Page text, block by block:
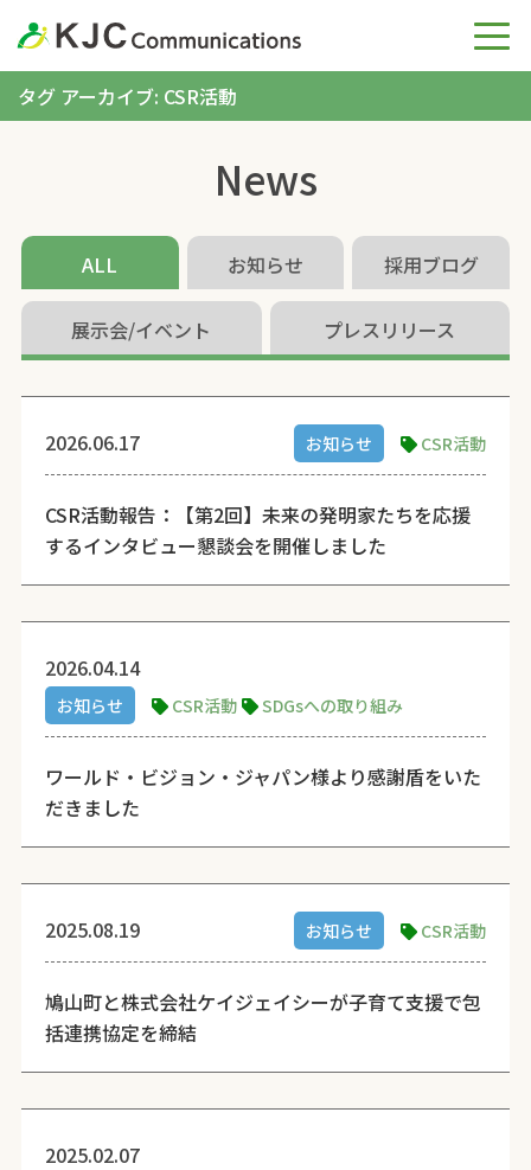
タグ アーカイブ: CSR活動
News
ALL お知らせ 採用ブログ
展示会/イベント プレスリリース
2026.06.17 お知らせ CSR活動
CSR活動報告：【第2回】未来の発明家たちを応援
するインタビュー懇談会を開催しました
2026.04.14
お知らせ CSR活動 SDGsへの取り組み
ワールド・ビジョン・ジャパン様より感謝盾をいた
だきました
2025.08.19 お知らせ CSR活動
鳩山町と株式会社ケイジェイシーが子育て支援で包
括連携協定を締結
2025.02.07